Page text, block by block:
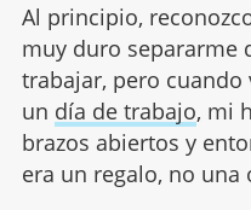
Al principio,
muy duro separarme
trabajar, pero cuando
un día de trabajo, mi
brazos abiertos y
era un regalo, no una